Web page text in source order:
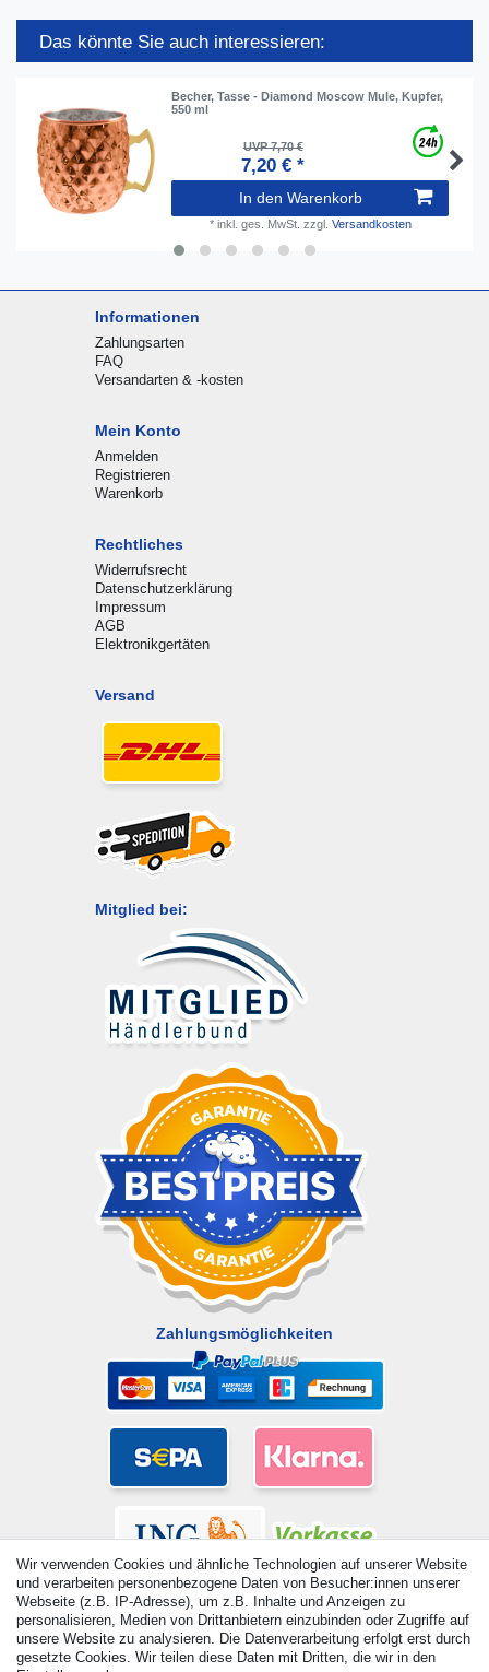
Das könnte Sie auch interessieren:
Becher, Tasse - Diamond Moscow Mule, Kupfer,
550 ml
UVP 7,70 €
7,20 € *
In den Warenkorb
* inkl. ges. MwSt. zzgl. Versandkosten
Informationen
Zahlungsarten
FAQ
Versandarten & -kosten
Mein Konto
Anmelden
Registrieren
Warenkorb
Rechtliches
Widerrufsrecht
Datenschutzerklärung
Impressum
AGB
Elektronikgertäten
Versand
Mitglied bei:
Zahlungsmöglichkeiten
© Copyright 2026 | Alle Rechte vorbehalten. - Alle Rechte
Wir verwenden Cookies und ähnliche Technologien auf unserer Website
und verarbeiten personenbezogene Daten von Besucher:innen unserer
Webseite (z.B. IP-Adresse), um z.B. Inhalte und Anzeigen zu
personalisieren, Medien von Drittanbietern einzubinden oder Zugriffe auf
unsere Website zu analysieren. Die Datenverarbeitung erfolgt erst durch
gesetzte Cookies. Wir teilen diese Daten mit Dritten, die wir in den